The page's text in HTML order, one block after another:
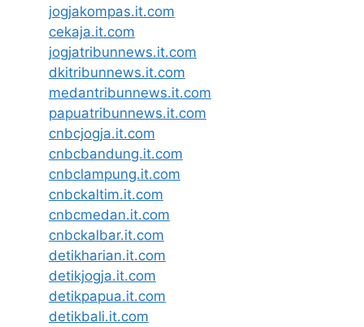
jogjakompas.it.com
cekaja.it.com
jogjatribunnews.it.com
dkitribunnews.it.com
medantribunnews.it.com
papuatribunnews.it.com
cnbcjogja.it.com
cnbcbandung.it.com
cnbclampung.it.com
cnbckaltim.it.com
cnbcmedan.it.com
cnbckalbar.it.com
detikharian.it.com
detikjogja.it.com
detikpapua.it.com
detikbali.it.com